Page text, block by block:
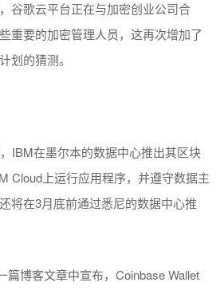
谷歌云平台正在与加密创业公司合
重要的加密管理人员，这再次增加了
划的猜测。
IBM在墨尔本的数据中心推出其区块
Cloud上运行应用程序，并遵守数据主
将在3月底前通过悉尼的数据中心推
篇博客文章中宣布，Coinbase Wallet